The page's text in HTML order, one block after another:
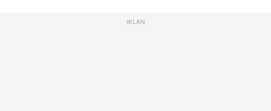
IKLAN